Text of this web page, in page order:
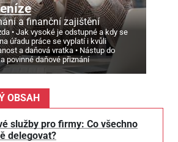
a finanční zajištění
Jak vysoké je odstupné a kdy se
úřadu práce se vyplatí i kvůli
a daňová vratka
Nástup do
povinné daňové přiznání
OBSAH
služby pro firmy: Co všechno
delegovat?